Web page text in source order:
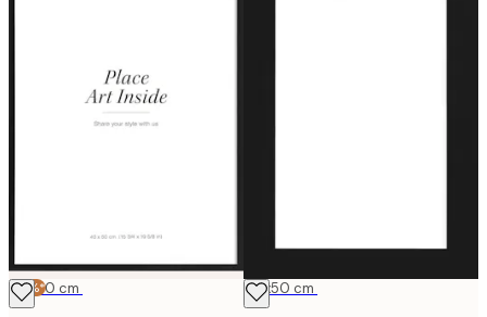
-15%*
40x50 cm 40x50 cm